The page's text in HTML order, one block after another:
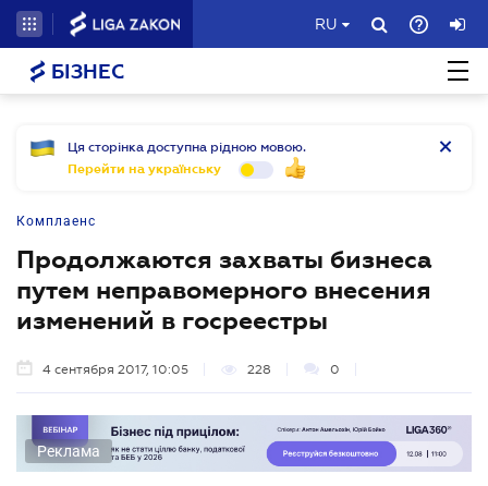
RU
БІЗНЕС
Ця сторінка доступна рідною мовою.
Перейти на українську
Комплаенс
Продолжаются захваты бизнеса
путем неправомерного внесения
изменений в госреестры
4 сентября 2017, 10:05 228 0
Реклама